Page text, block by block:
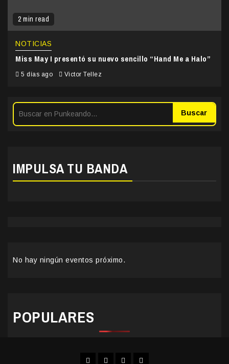
2 min read
NOTICIAS
Miss May I presentó su nuevo sencillo “Hand Me a Halo”
5 días ago Victor Tellez
Buscar
IMPULSA TU BANDA
No hay ningún eventos próximo.
POPULARES
FacebookInstagram
YouTubeTwitter